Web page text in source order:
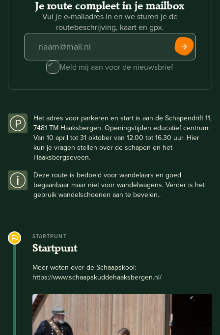
Je route compleet in je mailbox
Vul je e-mailadres in en we sturen je de
routebeschrijving, kaart en gpx.
Meld mij aan voor de nieuwsbrief
Het adres voor parkeren en start is aan de Schapendrift 11,
7481 TM Haaksbergen. Openingstijden educatief centrum:
Van 10 april tot 31 oktober van 12.00 tot 16.30 uur. Hier
kun je vragen stellen over de schapen en het
Haaksbergseveen.
Deze route is bedoeld voor wandelaars en goed
begaanbaar maar niet voor wandelwagens. Verder is het
gebruik wandelschoenen aan te bevelen..
STARTPUNT
Startpunt
Meer weten over de Schaapskooi:
https://www.schaapskuddehaaksbergen.nl/